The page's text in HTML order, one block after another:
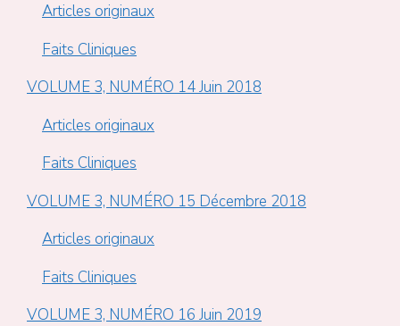
Articles originaux
Faits Cliniques
VOLUME 3, NUMÉRO 14 Juin 2018
Articles originaux
Faits Cliniques
VOLUME 3, NUMÉRO 15 Décembre 2018
Articles originaux
Faits Cliniques
VOLUME 3, NUMÉRO 16 Juin 2019